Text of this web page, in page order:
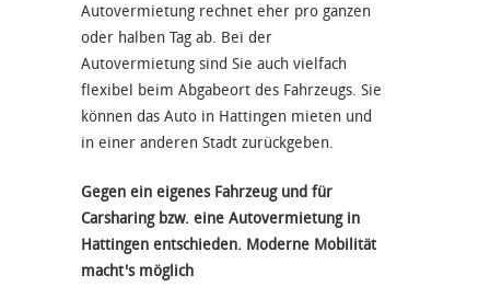
Autovermietung rechnet eher pro ganzen
oder halben Tag ab. Bei der
Autovermietung sind Sie auch vielfach
flexibel beim Abgabeort des Fahrzeugs. Sie
können das Auto in Hattingen mieten und
in einer anderen Stadt zurückgeben.
Gegen ein eigenes Fahrzeug und für
Carsharing bzw. eine Autovermietung in
Hattingen entschieden. Moderne Mobilität
macht's möglich